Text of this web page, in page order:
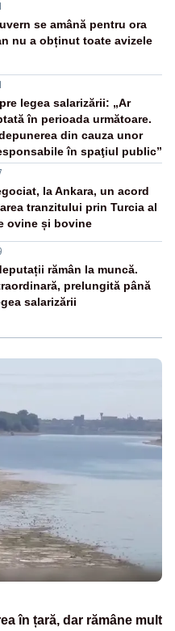
se amână pentru ora
nu a obținut toate avizele
legea salarizării: „Ar
în perioada următoare.
din cauza unor
în spaţiul public”
la Ankara, un acord
tranzitului prin Turcia al
ovine și bovine
rămân la muncă.
prelungită până
salarizării
în țară, dar rămâne mult